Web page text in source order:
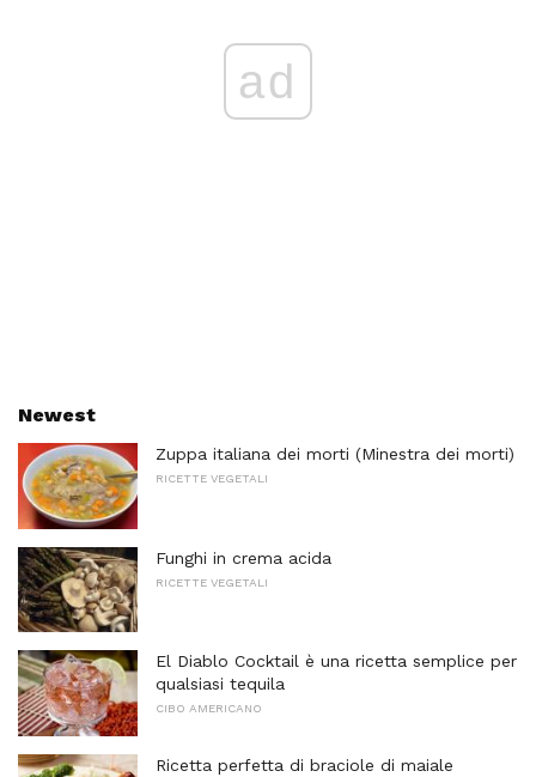
ad
Newest
Zuppa italiana dei morti (Minestra dei morti)
RICETTE VEGETALI
Funghi in crema acida
RICETTE VEGETALI
El Diablo Cocktail è una ricetta semplice per
qualsiasi tequila
CIBO AMERICANO
Ricetta perfetta di braciole di maiale